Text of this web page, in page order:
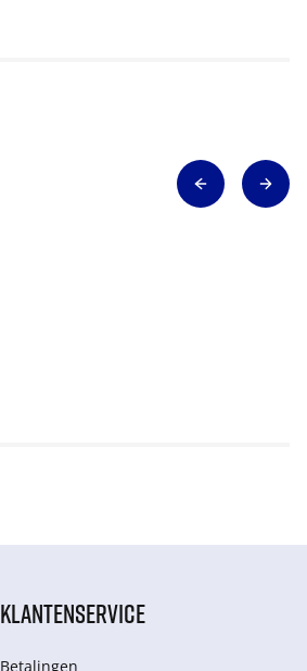
KLANTENSERVICE
Betalingen